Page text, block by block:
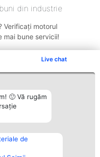
Live chat
🙂 Vă rugăm
de
din industrie
Verificați motorul
mai bune servicii!
Contact